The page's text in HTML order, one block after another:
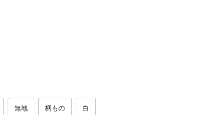
無地 柄もの 白